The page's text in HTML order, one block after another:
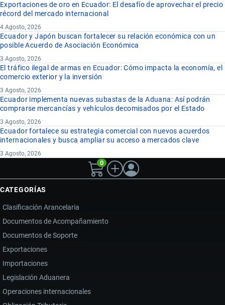
Exportaciones de oro en Ecuador: El desafío de aprovechar el precio
récord del mercado internacional
4 Agosto, 2026
Ecuador y Japón buscan fortalecer su relación económica con un
posible Acuerdo de Asociación Económica
3 Agosto, 2026
El tráfico ilegal de armas en Ecuador: Cómo impacta la economía, el
comercio exterior y la inversión
3 Agosto, 2026
Ecuador implementa nuevas subastas de la Aduana: Así podrán
comprarse mercancías y vehículos decomisados por el Estado
3 Agosto, 2026
Ecuador fortalece su estrategia comercial con nuevos acuerdos
internacionales y busca ampliar su acceso a mercados clave
3 Agosto, 2026
0
CATEGORÍAS
Clasificación Arancelaria
Documentos de Acompañamiento
Documentos de Soporte
Exportaciones
Importaciones
Legislación Aduanera
Operaciones internacionales